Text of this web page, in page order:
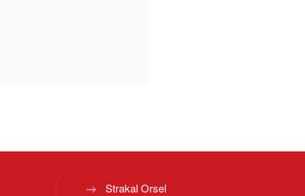
Strakal Orsel